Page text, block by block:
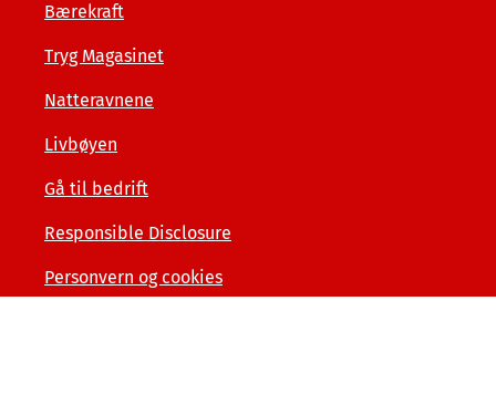
Bærekraft
Tryg Magasinet
Natteravnene
Livbøyen
Gå til bedrift
Responsible Disclosure
Personvern og cookies